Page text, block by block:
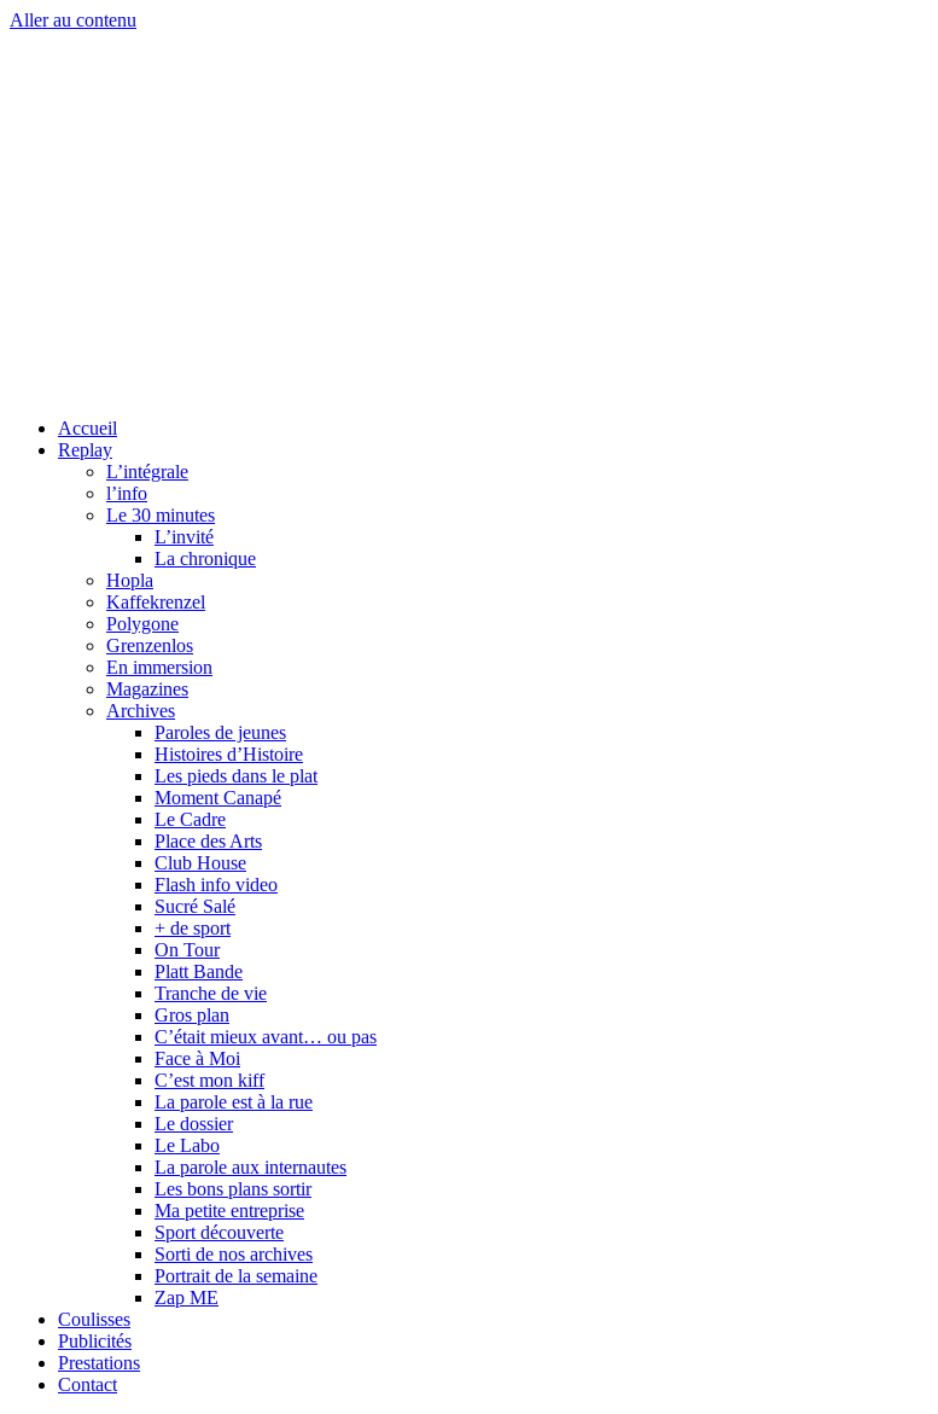
Aller au contenu
Accueil
Replay
L’intégrale
l’info
Le 30 minutes
L’invité
La chronique
Hopla
Kaffekrenzel
Polygone
Grenzenlos
En immersion
Magazines
Archives
Paroles de jeunes
Histoires d’Histoire
Les pieds dans le plat
Moment Canapé
Le Cadre
Place des Arts
Club House
Flash info video
Sucré Salé
+ de sport
On Tour
Platt Bande
Tranche de vie
Gros plan
C’était mieux avant… ou pas
Face à Moi
C’est mon kiff
La parole est à la rue
Le dossier
Le Labo
La parole aux internautes
Les bons plans sortir
Ma petite entreprise
Sport découverte
Sorti de nos archives
Portrait de la semaine
Zap ME
Coulisses
Publicités
Prestations
Contact